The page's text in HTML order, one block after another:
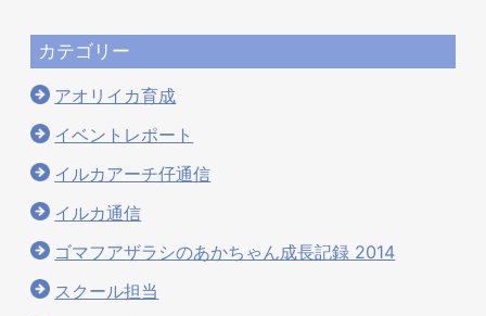
カテゴリー
アオリイカ育成
イベントレポート
イルカアーチ仔通信
イルカ通信
ゴマフアザラシのあかちゃん成長記録 2014
スクール担当